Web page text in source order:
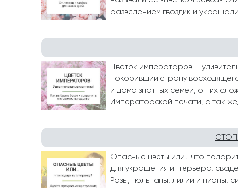
Розы поштучно
11 роз
15 роз
25 роз
51 роза
Корзины с розами
Кустовые розы
Миксы из роз
Монобукеты Смешанные
разведением гвоздик и
Цветок императоров –
покоривший страну
и дома знатных семей, о них
Императорской печати, а так
Опасные цветы или… что
для украшения интерьера,
Розы, тюльпаны, лилии и пионы,